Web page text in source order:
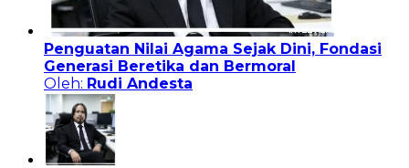
Penguatan Nilai Agama Sejak Dini, Fondasi
Generasi Beretika dan Bermoral
Oleh: Rudi Andesta